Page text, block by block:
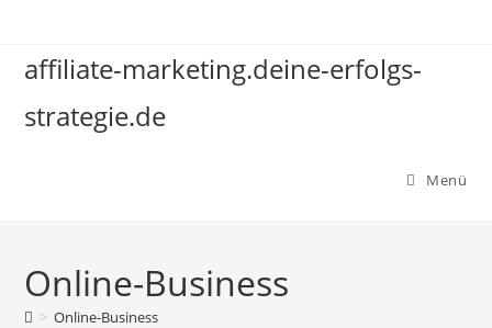
springen
affiliate-marketing.deine-erfolgs-
strategie.de
Menü
Online-Business
> Online-Business